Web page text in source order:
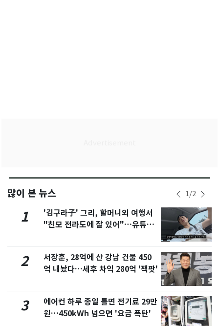
많이 본 뉴스 1/2
1
'김구라子' 그리, 할머니외 여행서
"친모 전라도에 잘 있어"…유튜브
2
서장훈, 28억에 산 강남 건물 450
억 내놨다…세후 차익 280억 '잭팟'
3
에어컨 하루 종일 틀면 전기료 29만
원…450kWh 넘으면 '요금 폭탄'